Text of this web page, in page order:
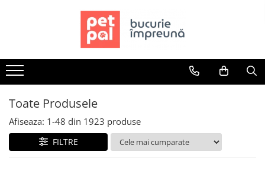
Câini
Hrană Uscată Câini
Câine Junior
Câine Senior
Hrană Umedă Câini
Toate Produsele
Afiseaza: 1-48 din 1923 produse
FILTRE